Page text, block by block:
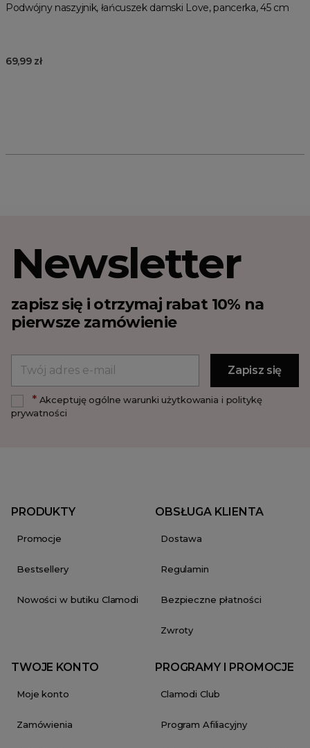
Podwójny naszyjnik, łańcuszek damski Love, pancerka, 45 cm
69,99 zł
Newsletter
zapisz się i otrzymaj rabat 10% na
pierwsze zamówienie
*Akceptuję ogólne warunki użytkowania i politykę
prywatności
PRODUKTY
Promocje
Bestsellery
Nowości w butiku Clamodi
OBSŁUGA KLIENTA
Dostawa
Regulamin
Bezpieczne płatności
Zwroty
TWOJE KONTO
Moje konto
Zamówienia
PROGRAMY I PROMOCJE
Clamodi Club
Program Afiliacyjny